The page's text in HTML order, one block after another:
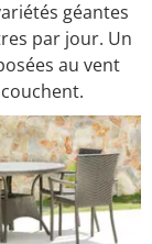
géantes
par jour. Un
au vent